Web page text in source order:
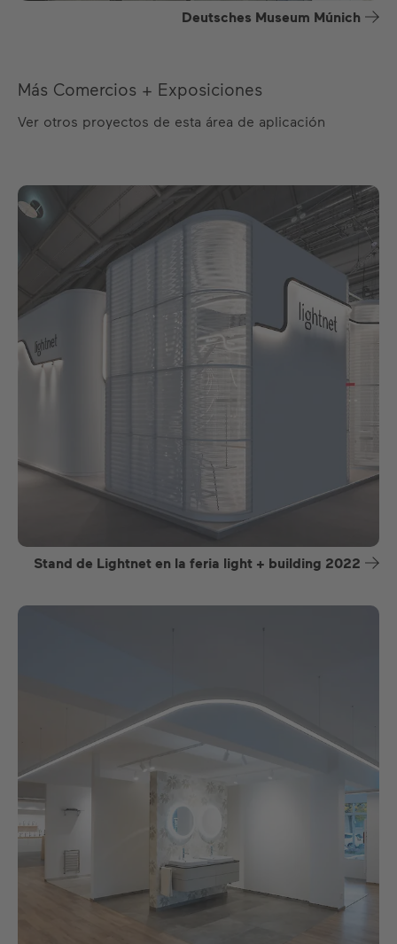
Deutsches Museum Múnich
Más Comercios + Exposiciones
Ver otros proyectos de esta área de aplicación
Stand de Lightnet en la feria light + building 2022